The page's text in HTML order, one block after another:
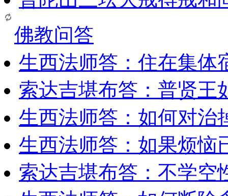
佛教问答
生西法师答：住在集体
索达吉堪布答：普贤王
生西法师答：如何对治
生西法师答：如果烦恼
索达吉堪布答：​不学空